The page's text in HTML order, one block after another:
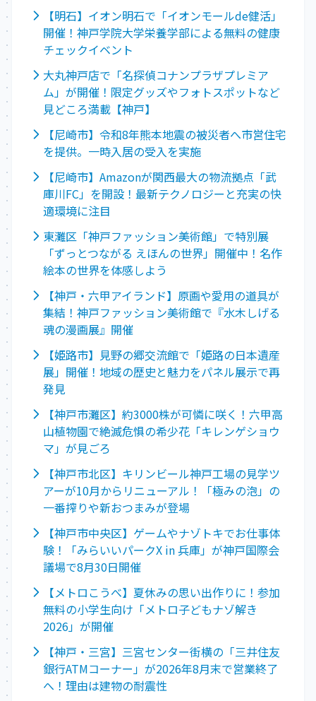
【明石】イオン明石で「イオンモールde健活」
開催！神戸学院大学栄養学部による無料の健康
チェックイベント
大丸神戸店で「名探偵コナンプラザプレミア
ム」が開催！限定グッズやフォトスポットなど
見どころ満載【神戸】
【尼崎市】令和8年熊本地震の被災者へ市営住宅
を提供。一時入居の受入を実施
【尼崎市】Amazonが関西最大の物流拠点「武
庫川FC」を開設！最新テクノロジーと充実の快
適環境に注目
東灘区「神戸ファッション美術館」で特別展
「ずっとつながる えほんの世界」開催中！名作
絵本の世界を体感しよう
【神戸・六甲アイランド】原画や愛用の道具が
集結！神戸ファッション美術館で『水木しげる
魂の漫画展』開催
【姫路市】見野の郷交流館で「姫路の日本遺産
展」開催！地域の歴史と魅力をパネル展示で再
発見
【神戸市灘区】約3000株が可憐に咲く！六甲高
山植物園で絶滅危惧の希少花「キレンゲショウ
マ」が見ごろ
【神戸市北区】キリンビール神戸工場の見学ツ
アーが10月からリニューアル！「極みの泡」の
一番搾りや新おつまみが登場
【神戸市中央区】ゲームやナゾトキでお仕事体
験！「みらいいパークX in 兵庫」が神戸国際会
議場で8月30日開催
【メトロこうべ】夏休みの思い出作りに！参加
無料の小学生向け「メトロ子どもナゾ解き
2026」が開催
【神戸・三宮】三宮センター街横の「三井住友
銀行ATMコーナー」が2026年8月末で営業終了
へ！理由は建物の耐震性